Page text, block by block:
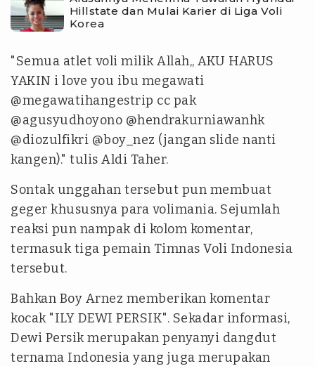
Hillstate dan Mulai Karier di Liga Voli
Korea
"Semua atlet voli milik Allah,, AKU HARUS
YAKIN i love you ibu megawati
@megawatihangestrip cc pak
@agusyudhoyono @hendrakurniawanhk
@diozulfikri @boy_nez (jangan slide nanti
kangen)." tulis Aldi Taher.
Sontak unggahan tersebut pun membuat
geger khususnya para volimania. Sejumlah
reaksi pun nampak di kolom komentar,
termasuk tiga pemain Timnas Voli Indonesia
tersebut.
Bahkan Boy Arnez memberikan komentar
kocak "ILY DEWI PERSIK". Sekadar informasi,
Dewi Persik merupakan penyanyi dangdut
ternama Indonesia yang juga merupakan